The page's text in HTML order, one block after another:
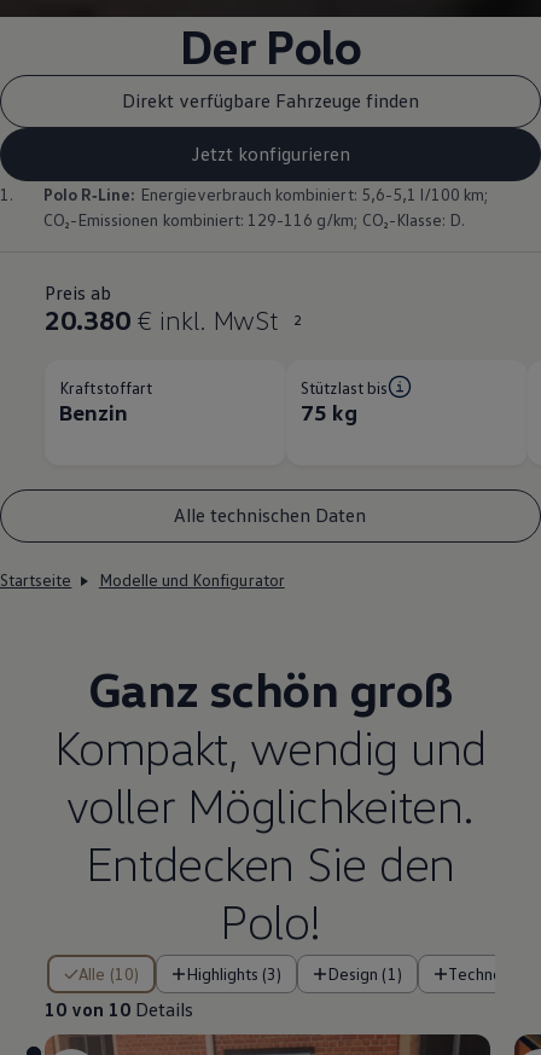
Der Polo
Direkt verfügbare Fahrzeuge finden
Jetzt konfigurieren
1. Polo R‑Line: Energieverbrauch kombiniert: 5,6-5,1 l/100 km;
CO₂-Emissionen kombiniert: 129-116 g/km; CO₂-Klasse: D.
Preis ab
20.380 € inkl. MwSt 2
Kraftstoffart
Benzin
Stützlast bis
75 kg
Alle technischen Daten
Startseite Modelle und Konfigurator
Ganz schön groß
Kompakt, wendig und
voller Möglichkeiten.
Entdecken Sie den
Polo!
Alle (10) Highlights (3) Design (1)
10 von 10 Details
10 von 10 Details